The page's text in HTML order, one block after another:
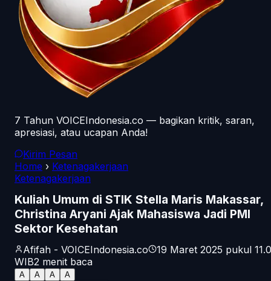
7 Tahun VOICEIndonesia.co — bagikan kritik, saran,
apresiasi, atau ucapan Anda!
Kirim Pesan
Home › Ketenagakerjaan
Ketenagakerjaan
Kuliah Umum di STIK Stella Maris Makassar,
Christina Aryani Ajak Mahasiswa Jadi PMI
Sektor Kesehatan
Afifah - VOICEIndonesia.co
19 Maret 2025 pukul
WIB2 menit baca
A A A
A